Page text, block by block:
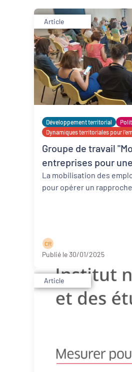
Thématiques
Démarches
Politique de la ville
Transitions
Date de publication
Article
Développement territorial
Dynamiques territoriales pour
Groupe de travail
entreprises pour
La mobilisation des
C R
Publié le 30/01/2025
Article